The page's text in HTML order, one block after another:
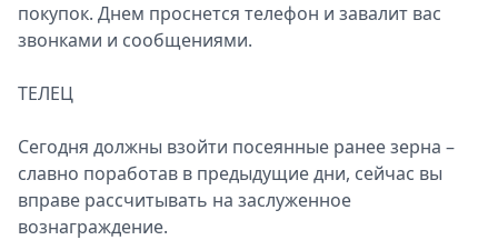
покупок. Днем проснется телефон и завалит вас
звонками и сообщениями.
ТЕЛЕЦ
Сегодня должны взойти посеянные ранее зерна –
славно поработав в предыдущие дни, сейчас вы
вправе рассчитывать на заслуженное
вознаграждение.